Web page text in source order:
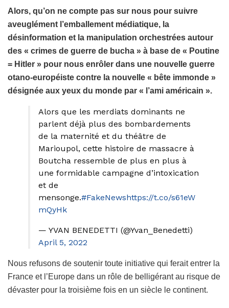
Alors, qu’on ne compte pas sur nous pour suivre
aveuglément l’emballement médiatique, la
désinformation et la manipulation orchestrées autour
des « crimes de guerre de bucha » à base de « Poutine
= Hitler » pour nous enrôler dans une nouvelle guerre
otano-européiste contre la nouvelle « bête immonde »
désignée aux yeux du monde par « l’ami américain ».
Alors que les merdiats dominants ne
parlent déjà plus des bombardements
de la maternité et du théâtre de
Marioupol, cette histoire de massacre à
Boutcha ressemble de plus en plus à
une formidable campagne d’intoxication
et de
mensonge.#FakeNewshttps://t.co/s61eW
mQyHk
— YVAN BENEDETTI (@Yvan_Benedetti)
April 5, 2022
Nous refusons de soutenir toute initiative qui ferait entrer la
France et l’Europe dans un rôle de belligérant au risque de
dévaster pour la troisième fois en un siècle le continent.